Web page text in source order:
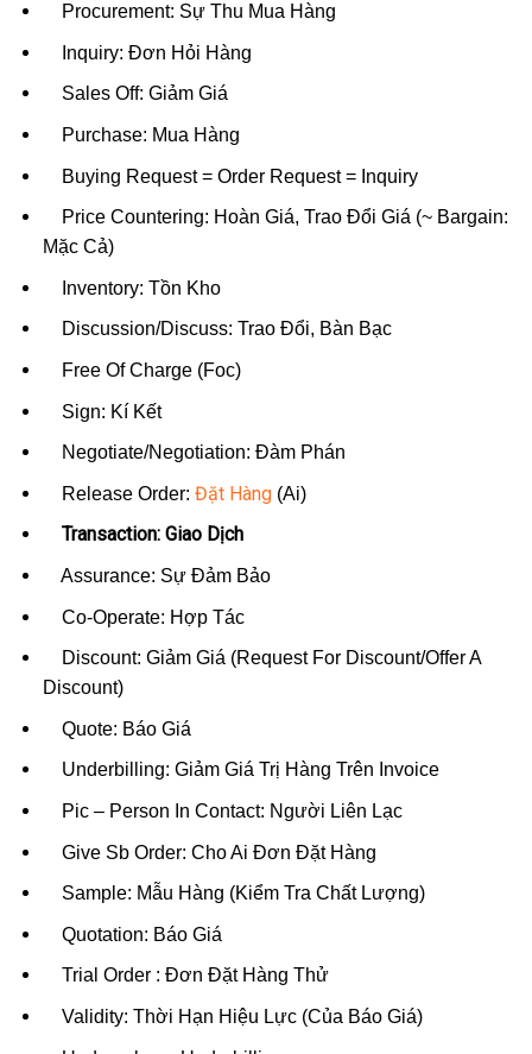
Procurement: Sự Thu Mua Hàng
Inquiry: Đơn Hỏi Hàng
Sales Off: Giảm Giá
Purchase: Mua Hàng
Buying Request = Order Request = Inquiry
Price Countering: Hoàn Giá, Trao Đổi Giá (~ Bargain:
Mặc Cả)
Inventory: Tồn Kho
Discussion/Discuss: Trao Đổi, Bàn Bạc
Free Of Charge (Foc)
Sign: Kí Kết
Negotiate/Negotiation: Đàm Phán
Release Order: Đặt Hàng(Ai)
Transaction: Giao Dịch
Assurance: Sự Đảm Bảo
Co-Operate: Hợp Tác
Discount: Giảm Giá (Request For Discount/Offer A
Discount)
Quote: Báo Giá
Underbilling: Giảm Giá Trị Hàng Trên Invoice
Pic – Person In Contact: Người Liên Lạc
Give Sb Order: Cho Ai Đơn Đặt Hàng
Sample: Mẫu Hàng (Kiểm Tra Chất Lượng)
Quotation: Báo Giá
Trial Order : Đơn Đặt Hàng Thử
Validity: Thời Hạn Hiệu Lực (Của Báo Giá)